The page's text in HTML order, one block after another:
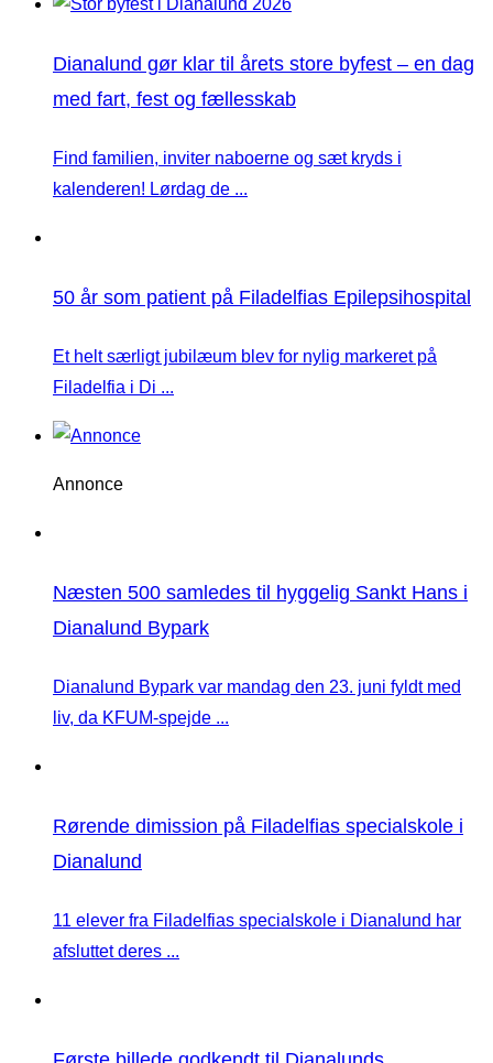
Dianalund gør klar til årets store byfest – en dag
med fart, fest og fællesskab
Find familien, inviter naboerne og sæt kryds i
kalenderen! Lørdag de ...
50 år som patient på Filadelfias Epilepsihospital
Et helt særligt jubilæum blev for nylig markeret på
Filadelfia i Di ...
Annonce
Næsten 500 samledes til hyggelig Sankt Hans i
Dianalund Bypark
Dianalund Bypark var mandag den 23. juni fyldt med
liv, da KFUM-spejde ...
Rørende dimission på Filadelfias specialskole i
Dianalund
11 elever fra Filadelfias specialskole i Dianalund har
afsluttet deres ...